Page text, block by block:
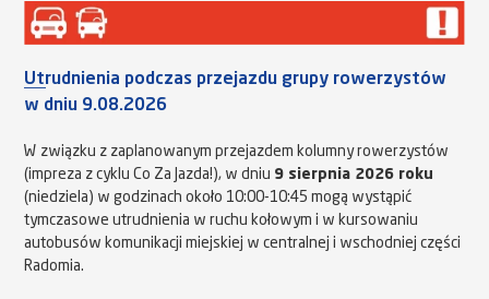
Utrudnienia podczas przejazdu grupy rowerzystów
w dniu 9.08.2026
W związku z zaplanowanym przejazdem kolumny rowerzystów
(impreza z cyklu Co Za Jazda!), w dniu 9 sierpnia 2026 roku
(niedziela) w godzinach około 10:00-10:45 mogą wystąpić
tymczasowe utrudnienia w ruchu kołowym i w kursowaniu
autobusów komunikacji miejskiej w centralnej i wschodniej części
Radomia.